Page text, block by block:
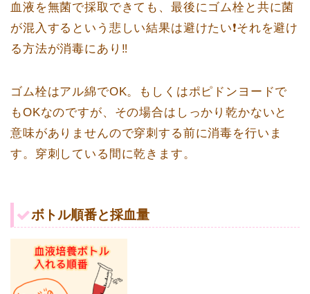
血液を無菌で採取できても、最後にゴム栓と共に菌
が混入するという悲しい結果は避けたい❗️それを避け
る方法が消毒にあり‼️
ゴム栓はアル綿でOK。もしくはポピドンヨードで
もOKなのですが、その場合はしっかり乾かないと
意味がありませんので穿刺する前に消毒を行いま
す。穿刺している間に乾きます。
ボトル順番と採血量